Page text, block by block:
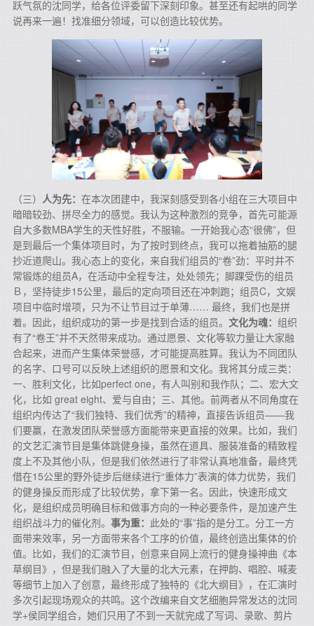
跃气氛的沈同学，给各位评委留下深刻印象。甚至还有起哄的同学
说再来一遍！找准细分领域，可以创造比较优势。
（三） 人为先： 在本次团建中，我深刻感受到各小组在三大项目中
暗暗较劲、拼尽全力的感觉。我认为这种激烈的竞争，首先可能源
自大多数MBA学生的天性好胜，不服输。一开始我心态“很佛”，但
是到最后一个集体项目时，为了按时到终点，我可以拖着抽筋的腿
抄近道爬山。我心态上的变化，来自我们组员的“卷”劲：平时并不
常锻炼的组员A，在活动中全程专注，处处领先；脚踝受伤的组员
Ｂ，坚持徒步15公里，最后的定向项目还在冲刺跑；组员C，文娱
项目中临时增项，只为不让节目过于单薄…… 最终，我们也是拼
着。因此，组织成功的第一步是找到合适的组员。 文化为魂： 组织
有了“卷王”并不天然带来成功。通过愿景、文化等软力量让大家融
合起来，进而产生集体荣誉感，才可能提高胜算。我认为不同团队
的名字、口号可以反映上述组织的愿景和文化。我将其分成三类：
一、胜利文化，比如perfect one，有人叫别和我作队；二、宏大文
化，比如 great eight、爱与自由；三、其他。前两者从不同角度在
组织内传达了“我们独特、我们优秀”的精神，直接告诉组员——我
们要赢，在激发团队荣誉感方面能带来更直接的效果。比如，我们
的文艺汇演节目是集体跳健身操，虽然在道具、服装准备的精致程
度上不及其他小队，但是我们依然进行了非常认真地准备，最终凭
借在15公里的野外徒步后继续进行“重体力”表演的体力优势，我们
的健身操反而形成了比较优势，拿下第一名。因此，快速形成文
化，是组织成员明确目标和做事方向的一种必要条件，是加速产生
组织战斗力的催化剂。 事为重： 此处的“事”指的是分工。分工一方
面带来效率，另一方面带来各个工序的价值，最终创造出集体的价
值。比如，我们的汇演节目，创意来自网上流行的健身操神曲《本
草纲目》，但是我们融入了大量的北大元素，在押韵、唱腔、喊麦
等细节上加入了创意，最终形成了独特的《北大纲目》，在汇演时
多次引起现场观众的共鸣。这个改编来自文艺细胞异常发达的沈同
学+侯同学组合，她们只用了不到一天就完成了写词、录歌、剪片